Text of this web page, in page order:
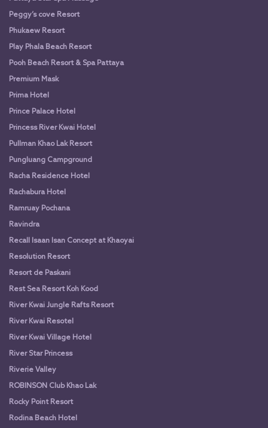
Peggy’s cove Resort
Phukaew Resort
Play Phala Beach Resort
Pooh Beach Resort & Spa Pattaya
Premium Mask
Prima Hotel
Prince Palace Hotel
Princess River Kwai Hotel
Pullman Khao Lak Resort
Pungluang Campground
Racha Residence Hotel
Rachabura Hotel
Ramruay Pochana
Ravindra
Recall Isaan Isan Concept at Khaoyai
Resolution Resort
Resort de Paskani
Rest Sea Resort Koh Kood
River Kwai Jungle Rafts Resort
River Kwai Resotel
River Kwai Village Hotel
River Star Princess
Riverie Valley
ROBINSON Club Khao Lak
Rocky Point Resort
Rodina Beach Hotel